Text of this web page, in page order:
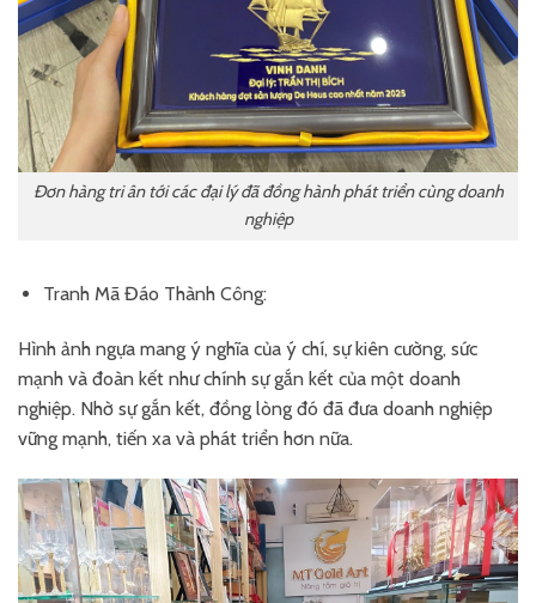
Đơn hàng tri ân tới các đại lý đã đồng hành phát triển cùng doanh
nghiệp
Tranh Mã Đáo Thành Công:
Hình ảnh ngựa mang ý nghĩa của ý chí, sự kiên cường, sức
mạnh và đoàn kết như chính sự gắn kết của một doanh
nghiệp. Nhờ sự gắn kết, đồng lòng đó đã đưa doanh nghiệp
vững mạnh, tiến xa và phát triển hơn nữa.